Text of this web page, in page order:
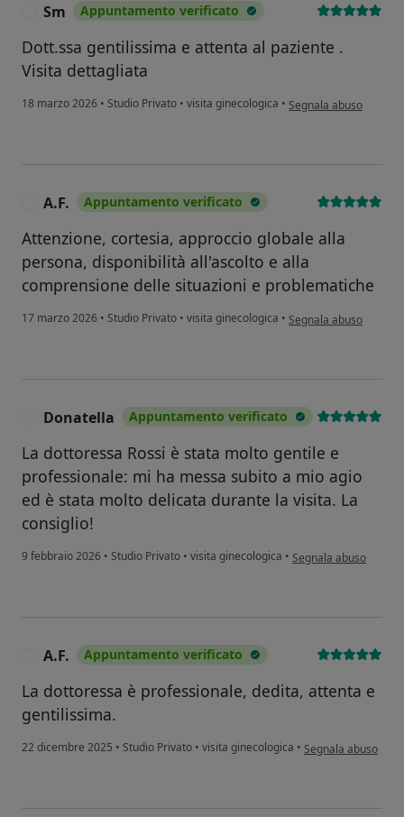
Sm Appuntamento verificato
Dott.ssa gentilissima e attenta al paziente .
Visita dettagliata
18 marzo 2026 • Studio Privato • visita ginecologica • secondo l'opinione
Segnala abuso
A.F. Appuntamento verificato
Attenzione, cortesia, approccio globale alla
persona, disponibilità all'ascolto e alla
comprensione delle situazioni e problematiche
17 marzo 2026 • Studio Privato • visita ginecologica • secondo l'opinione
Segnala abuso
Donatella Appuntamento verificato
La dottoressa Rossi è stata molto gentile e
professionale: mi ha messa subito a mio agio
ed è stata molto delicata durante la visita. La
consiglio!
9 febbraio 2026 • Studio Privato • visita ginecologica • secondo l'opinione
Segnala abuso
A.F. Appuntamento verificato
La dottoressa è professionale, dedita, attenta e
gentilissima.
22 dicembre 2025 • Studio Privato • visita ginecologica • secondo l'opinione
Segnala abuso